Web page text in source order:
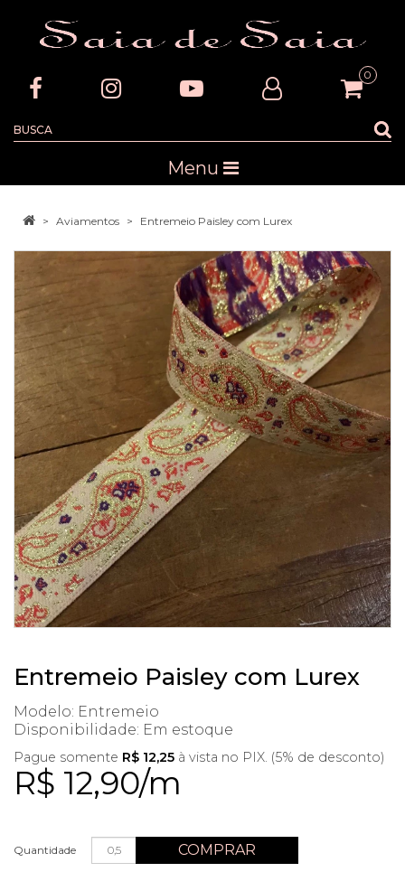
0
Menu
Aviamentos Entremeio Paisley com Lurex
Entremeio Paisley com Lurex
Modelo: Entremeio
Disponibilidade: Em estoque
R$ 12,90/m
Pague somente R$ 12,25 à vista no PIX. (5% de desconto)
Quantidade COMPRAR